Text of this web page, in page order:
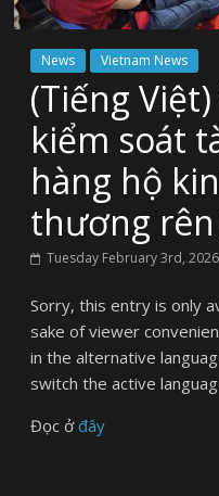
News Vietnam News
(Tiếng
kiểm soát
hàng hộ
thương
Tuesday February 3rd, 2026
Sorry, this entry is only
sake of viewer
in the alternative
switch the active
Đọc ởđây